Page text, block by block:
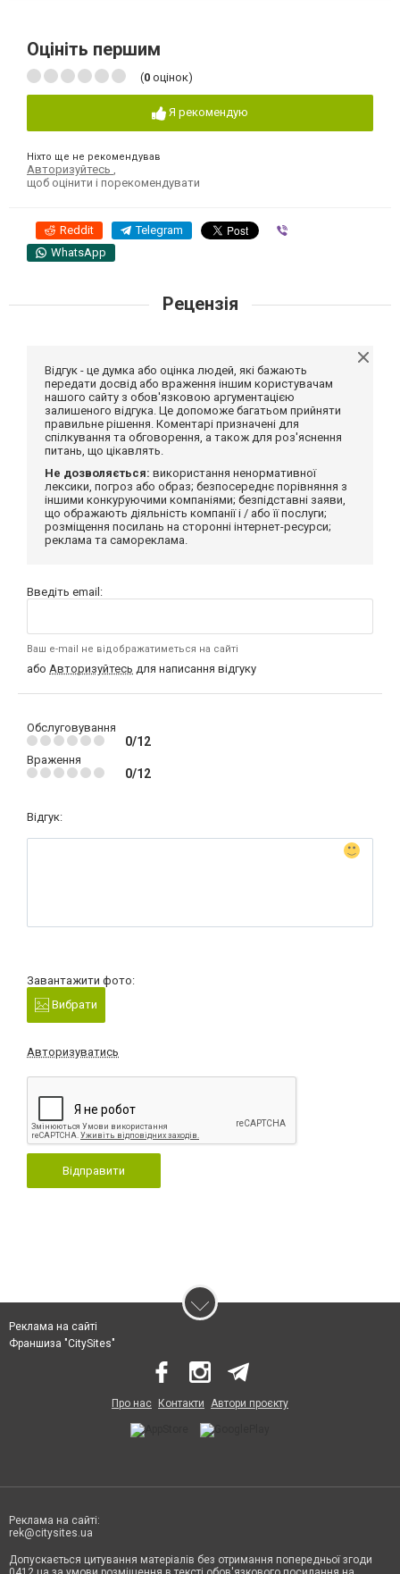
Оцініть першим
(0 оцінок)
Я рекомендую
Ніхто ще не рекомендував
Авторизуйтесь
щоб оцінити і порекомендувати
Reddit Telegram
WhatsApp
Рецензія
Відгук - це думка або оцінка людей, які бажають
передати досвід або враження іншим користувачам
нашого сайту з обов'язковою аргументацією
залишеного відгука. Це допоможе багатьом прийняти
правильне рішення. Коментарі призначені для
спілкування та обговорення, а також для роз'яснення
питань, що цікавлять.
Не дозволяється: використання ненормативної
лексики, погроз або образ; безпосереднє порівняння з
іншими конкуруючими компаніями; безпідставні заяви,
що ображають діяльність компанії і / або її послуги;
розміщення посилань на сторонні інтернет-ресурси;
реклама та самореклама.
Введіть email:
Ваш e-mail не відображатиметься на сайті
або Авторизуйтесь для написання відгуку
Обслуговування
0/12
Враження
0/12
Відгук:
Завантажити фото:
Вибрати
Авторизуватись
Відправити
Реклама на сайті
Франшиза "CitySites"
Про нас Контакти Автори проєкту
Реклама на сайті:
rek@citysites.ua
Допускається цитування матеріалів без отримання попередньої згоди